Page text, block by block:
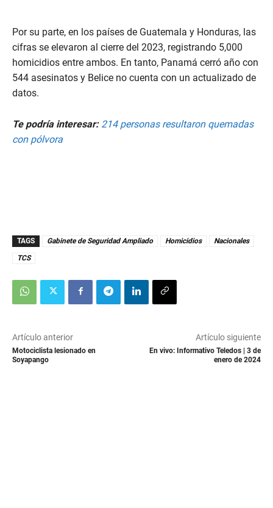
Por su parte, en los países de Guatemala y Honduras, las
cifras se elevaron al cierre del 2023, registrando 5,000
homicidios entre ambos. En tanto, Panamá cerró año con
544 asesinatos y Belice no cuenta con un actualizado de
datos.
Te podría interesar: 214 personas resultaron quemadas
con pólvora
TAGS Gabinete de Seguridad Ampliado Homicidios
Nacionales
TCS
Artículo anterior
Motociclista lesionado en
Soyapango
Artículo siguiente
En vivo: Informativo Teledos | 3 de
enero de 2024